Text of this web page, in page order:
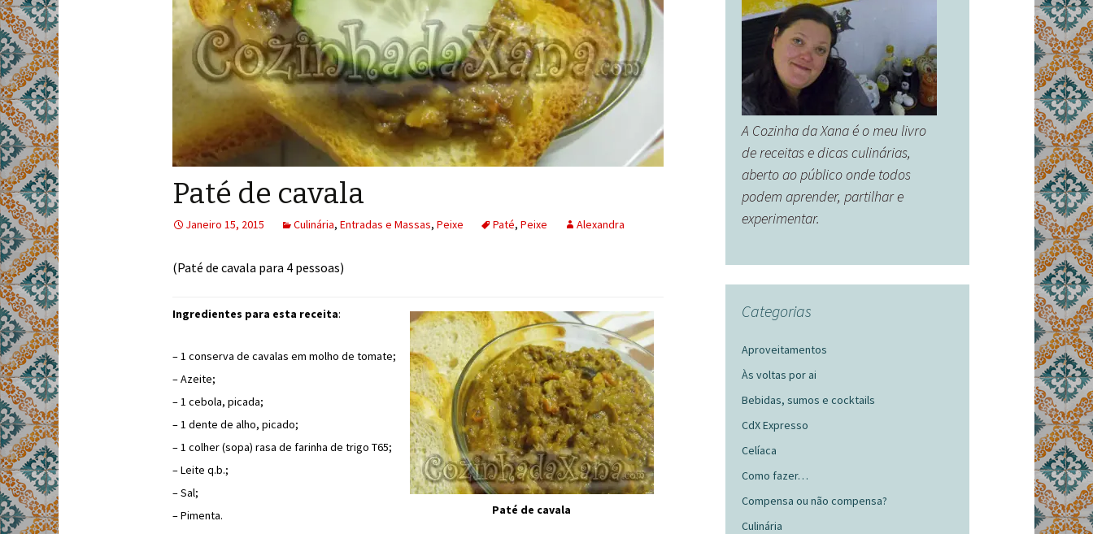
Paté de cavala
Janeiro 15, 2015 Culinária, Entradas e Massas, Peixe Paté, Peixe Alexandra
(Paté de cavala para 4 pessoas)
Ingredientes para esta receita:
– 1 conserva de cavalas em molho de tomate;
– Azeite;
– 1 cebola, picada;
– 1 dente de alho, picado;
– 1 colher (sopa) rasa de farinha de trigo T65;
– Leite q.b.;
– Sal;
– Pimenta.
Paté de cavala
A Cozinha da Xana é o meu livro
de receitas e dicas culinárias,
aberto ao público onde todos
podem aprender, partilhar e
experimentar.
Categorias
Aproveitamentos
Às voltas por ai
Bebidas, sumos e cocktails
CdX Expresso
Celíaca
Como fazer…
Compensa ou não compensa?
Culinária